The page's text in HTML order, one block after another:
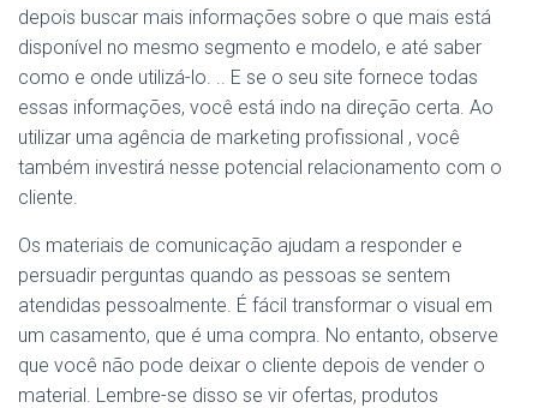
depois buscar mais informações sobre o que mais está
disponível no mesmo segmento e modelo, e até saber
como e onde utilizá-lo. .. E se o seu site fornece todas
essas informações, você está indo na direção certa. Ao
utilizar uma agência de marketing profissional , você
também investirá nesse potencial relacionamento com o
cliente.
Os materiais de comunicação ajudam a responder e
persuadir perguntas quando as pessoas se sentem
atendidas pessoalmente. É fácil transformar o visual em
um casamento, que é uma compra. No entanto, observe
que você não pode deixar o cliente depois de vender o
material. Lembre-se disso se vir ofertas, produtos